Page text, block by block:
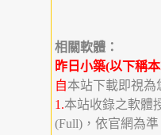
相關軟體：
昨日小築(以下稱
自本站下載即視為
1.本站收錄之軟體
(Full)，依官網為